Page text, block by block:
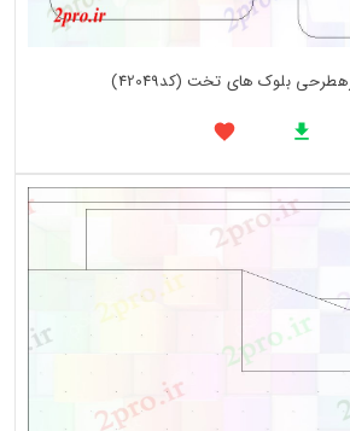
بلوک های تخت (کد42049)